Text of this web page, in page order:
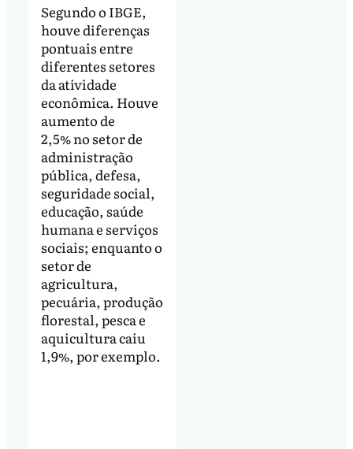
Segundo o IBGE,
houve diferenças
pontuais entre
diferentes setores
da atividade
econômica. Houve
aumento de
2,5% no setor de
administração
pública, defesa,
seguridade social,
educação, saúde
humana e serviços
sociais; enquanto o
setor de
agricultura,
pecuária, produção
florestal, pesca e
aquicultura caiu
1,9%, por exemplo.